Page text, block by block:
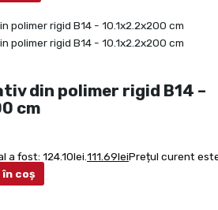
din polimer rigid B14 –
cm
a fost: 124.10lei. 111.69leiPrețul curent
în coș